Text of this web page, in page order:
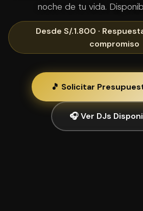
noche de tu vida.
Desde S/.1.800 ·
compromiso
🎵 Solicitar
🎧 Ver DJs